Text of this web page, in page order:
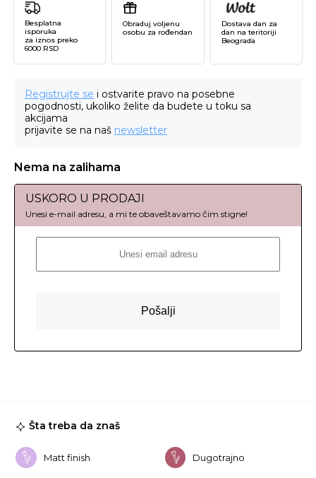
Besplatna
isporuka
za iznos preko
6000 RSD
Obraduj voljenu
osobu za rođendan
Dostava dan za
dan na teritoriji
Beograda
Registrujte se i ostvarite pravo na posebne
pogodnosti, ukoliko želite da budete u toku sa
akcijama
prijavite se na naš newsletter
Nema na zalihama
USKORO U PRODAJI
Šta treba da znaš
Matt finish Dugotrajno